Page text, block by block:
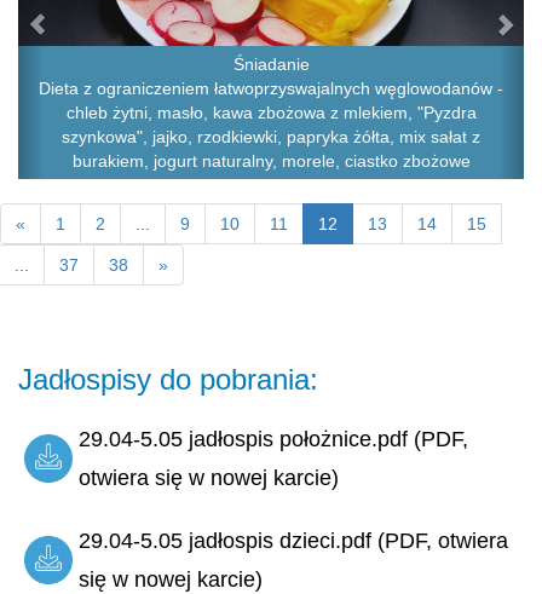
Śniadanie
Dieta z ograniczeniem łatwoprzyswajalnych węglowodanów -
chleb żytni, masło, kawa zbożowa z mlekiem, "Pyzdra
szynkowa", jajko, rzodkiewki, papryka żółta, mix sałat z
burakiem, jogurt naturalny, morele, ciastko zbożowe
« 1 2 ... 9 10 11 12 13 14 15
... 37 38 »
Jadłospisy do pobrania:
29.04-5.05 jadłospis położnice.pdf (PDF,
otwiera się w nowej karcie)
29.04-5.05 jadłospis dzieci.pdf (PDF, otwiera
się w nowej karcie)